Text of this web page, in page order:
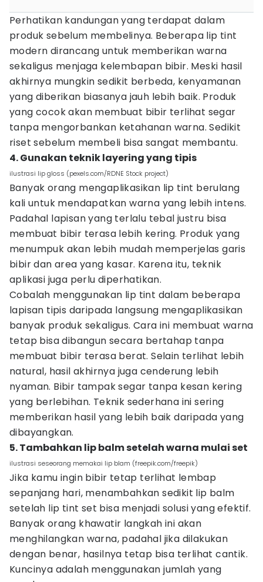
Perhatikan kandungan yang terdapat dalam
produk sebelum membelinya. Beberapa lip tint
modern dirancang untuk memberikan warna
sekaligus menjaga kelembapan bibir. Meski hasil
akhirnya mungkin sedikit berbeda, kenyamanan
yang diberikan biasanya jauh lebih baik. Produk
yang cocok akan membuat bibir terlihat segar
tanpa mengorbankan ketahanan warna. Sedikit
riset sebelum membeli bisa sangat membantu.
4. Gunakan teknik layering yang tipis
ilustrasi lip gloss (pexels.com/RDNE Stock project)
Banyak orang mengaplikasikan lip tint berulang
kali untuk mendapatkan warna yang lebih intens.
Padahal lapisan yang terlalu tebal justru bisa
membuat bibir terasa lebih kering. Produk yang
menumpuk akan lebih mudah memperjelas garis
bibir dan area yang kasar. Karena itu, teknik
aplikasi juga perlu diperhatikan.
Cobalah menggunakan lip tint dalam beberapa
lapisan tipis daripada langsung mengaplikasikan
banyak produk sekaligus. Cara ini membuat warna
tetap bisa dibangun secara bertahap tanpa
membuat bibir terasa berat. Selain terlihat lebih
natural, hasil akhirnya juga cenderung lebih
nyaman. Bibir tampak segar tanpa kesan kering
yang berlebihan. Teknik sederhana ini sering
memberikan hasil yang lebih baik daripada yang
dibayangkan.
5. Tambahkan lip balm setelah warna mulai set
ilustrasi seseorang memakai lip blam (freepik.com/freepik)
Jika kamu ingin bibir tetap terlihat lembap
sepanjang hari, menambahkan sedikit lip balm
setelah lip tint set bisa menjadi solusi yang efektif.
Banyak orang khawatir langkah ini akan
menghilangkan warna, padahal jika dilakukan
dengan benar, hasilnya tetap bisa terlihat cantik.
Kuncinya adalah menggunakan jumlah yang